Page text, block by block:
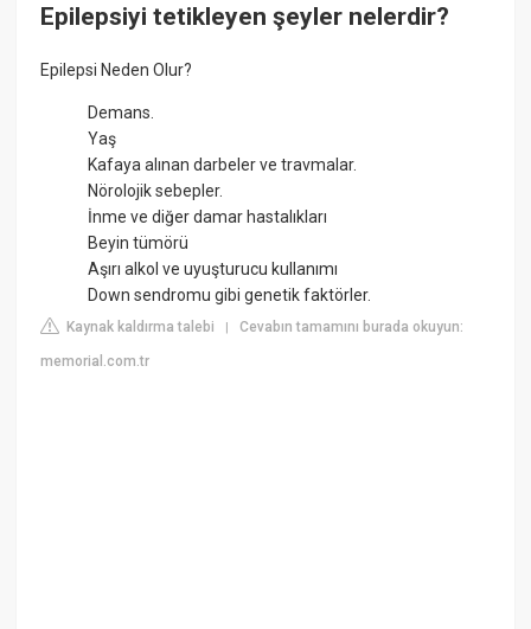
Epilepsiyi tetikleyen şeyler nelerdir?
Epilepsi Neden Olur?
Demans.
Yaş
Kafaya alınan darbeler ve travmalar.
Nörolojik sebepler.
İnme ve diğer damar hastalıkları
Beyin tümörü
Aşırı alkol ve uyuşturucu kullanımı
Down sendromu gibi genetik faktörler.
Kaynak kaldırma talebi |Cevabın tamamını burada okuyun:
memorial.com.tr